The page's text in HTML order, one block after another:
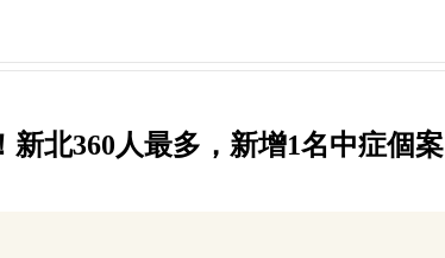
新北360人最多，新增1名中症個案